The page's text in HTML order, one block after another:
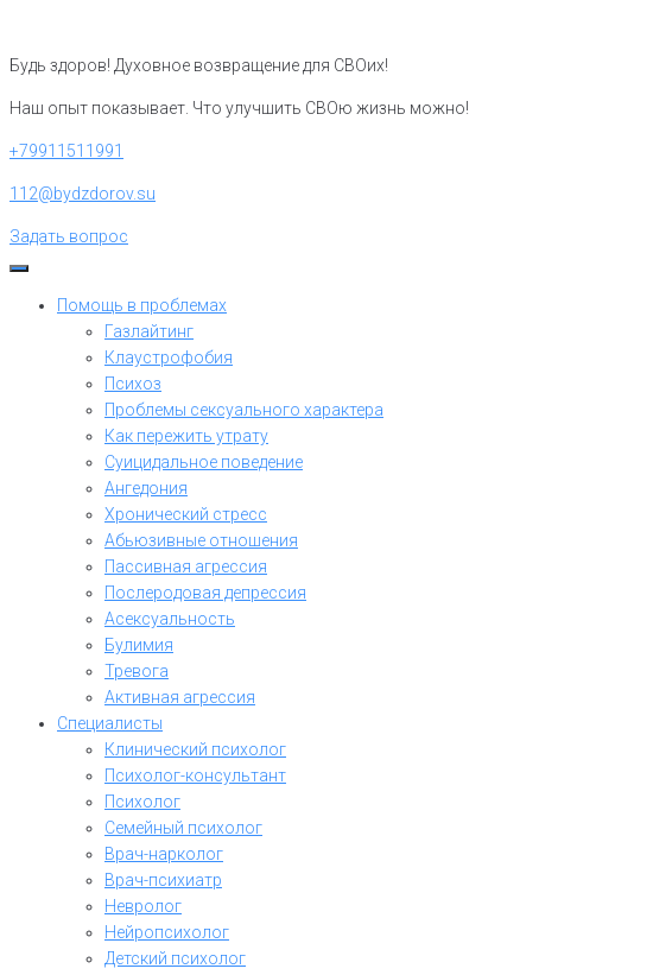
контенту
Будь здоров! Духовное возвращение для СВОих!
Наш опыт показывает. Что улучшить СВОю жизнь можно!
+79911511991
112@bydzdorov.su
Задать вопрос
Помощь в проблемах
Газлайтинг
Клаустрофобия
Психоз
Проблемы сексуального характера
Как пережить утрату
Суицидальное поведение
Ангедония
Хронический стресс
Абьюзивные отношения
Пассивная агрессия
Послеродовая депрессия
Асексуальность
Булимия
Тревога
Активная агрессия
Специалисты
Клинический психолог
Психолог-консультант
Психолог
Семейный психолог
Врач-нарколог
Врач-психиатр
Невролог
Нейропсихолог
Детский психолог